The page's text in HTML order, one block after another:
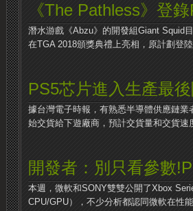
《The Pathless》登
潛水游戲《Abzu》的開發組Giant Squid
在TGA 2018頒獎典禮上亮相，原計劃登
PS5芯片進入生產最
據台灣電子時報，有熟悉半導體供應鏈
始交貨給下遊廠商，預計交貨量和交貨速
開發者：別只看參數
本週，微軟和SONY雙雙公開了Xbox
CPU/GPU），不少分析都認同微軟在性